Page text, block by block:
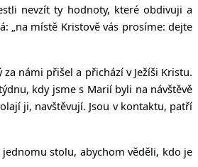
nevzít ty hodnoty, které obdivuji a
„ na místě Kristově vás prosíme: dejte
námi přišel a přichází v Ježíši Kristu.
kdy jsme s Marií byli na návštěvě
ji, navštěvují. Jsou v kontaktu, patří
stolu, abychom věděli, kdo je